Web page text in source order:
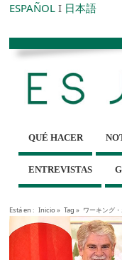
ESPAÑOL I 日本語
QUÉ HACER
ENTREVISTAS
Está en : Inicio» Tag » ワーキング